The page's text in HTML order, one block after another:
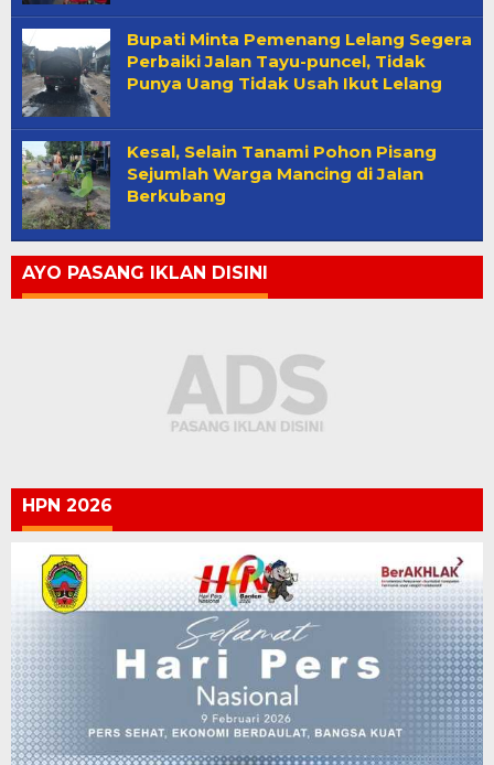
Bupati Minta Pemenang Lelang Segera
Perbaiki Jalan Tayu-puncel, Tidak
Punya Uang Tidak Usah Ikut Lelang
Kesal, Selain Tanami Pohon Pisang
Sejumlah Warga Mancing di Jalan
Berkubang
AYO PASANG IKLAN DISINI
HPN 2026